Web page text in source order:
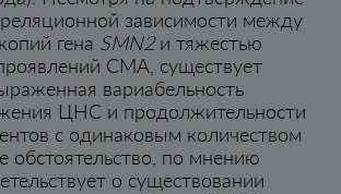
зависимости между
гена SMN2и тяжестью
СМА, существует
вариабельность
ЦНС и продолжительности
с одинаковым количеством
обстоятельство, по мнению
о существовании